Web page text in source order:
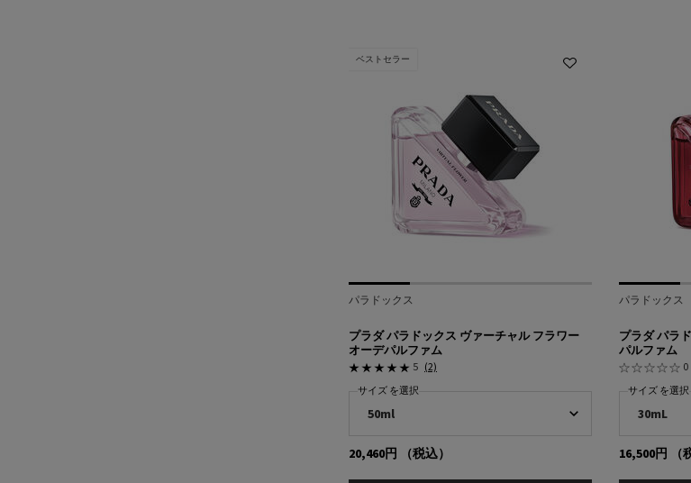
ベストセラー
パラドックス
プラダ パラドックス ヴァーチャル フラワー
オーデパルファム
5 (2)
サイズ を選択
20,460円 （税込）
パラドックス
プラダ パラ
パルファム
0
サイズ を選択
16,500円 （